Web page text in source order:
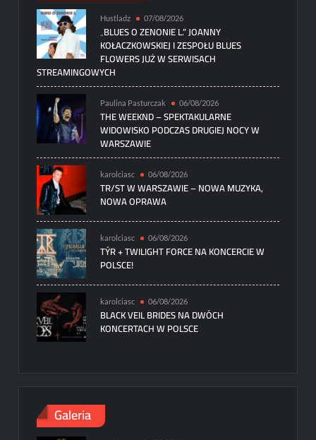
Hustladz 07/08/2026
„BLUES O ZENONIE L.” JOANNY
KOŁACZKOWSKIEJ I ZESPOŁU BLUES
FLOWERS JUŻ W SERWISACH
STREAMINGOWYCH
Paulina Pasturczak 06/08/2026
THE WEEKND – SPEKTAKULARNE
WIDOWISKO PODCZAS DRUGIEJ NOCY W
WARSZAWIE
karolciasc 06/08/2026
TR/ST W WARSZAWIE – NOWA MUZYKA,
NOWA OPRAWA
karolciasc 06/08/2026
TÝR + TWILIGHT FORCE NA KONCERCIE W
POLSCE!
karolciasc 06/08/2026
BLACK VEIL BRIDES NA DWÓCH
KONCERTACH W POLSCE
Galeria